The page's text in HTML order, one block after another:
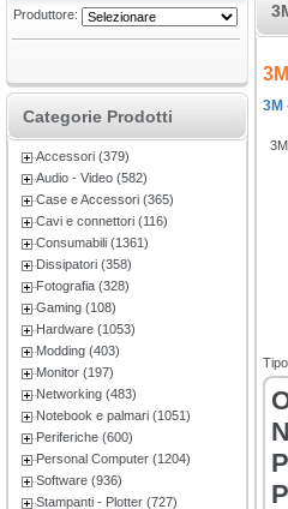
Produttore:
Categorie Prodotti
Accessori (379)
Audio - Video (582)
Case e Accessori (365)
Cavi e connettori (116)
Consumabili (1361)
Dissipatori (358)
Fotografia (328)
Gaming (108)
Hardware (1053)
Modding (403)
Monitor (197)
Networking (483)
Notebook e palmari (1051)
Periferiche (600)
Personal Computer (1204)
Software (936)
Stampanti - Plotter (727)
3M